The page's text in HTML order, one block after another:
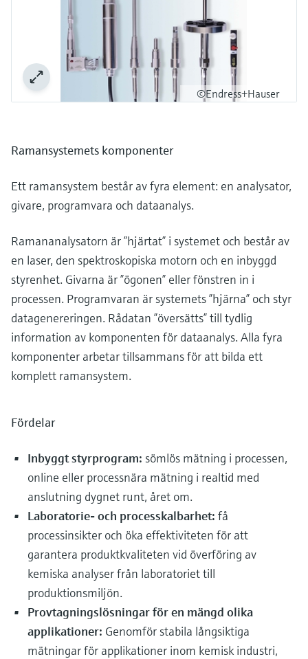
©Endress+Hauser
Ramansystemets komponenter
Ett ramansystem består av fyra element: en analysator,
givare, programvara och dataanalys.
Ramananalysatorn är ”hjärtat” i systemet och består av
en laser, den spektroskopiska motorn och en inbyggd
styrenhet. Givarna är ”ögonen” eller fönstren in i
processen. Programvaran är systemets ”hjärna” och styr
datagenereringen. Rådatan ”översätts” till tydlig
information av komponenten för dataanalys. Alla fyra
komponenter arbetar tillsammans för att bilda ett
komplett ramansystem.
Fördelar
Inbyggt styrprogram: sömlös mätning i processen,
online eller processnära mätning i realtid med
anslutning dygnet runt, året om.
Laboratorie- och processkalbarhet: få
processinsikter och öka effektiviteten för att
garantera produktkvaliteten vid överföring av
kemiska analyser från laboratoriet till
produktionsmiljön.
Provtagningslösningar för en mängd olika
applikationer: Genomför stabila långsiktiga
mätningar för applikationer inom kemisk industri,